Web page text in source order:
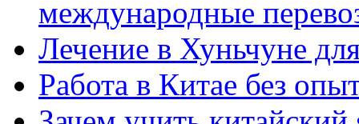
международные
Лечение в Хуньчуне
Работа в Китае без